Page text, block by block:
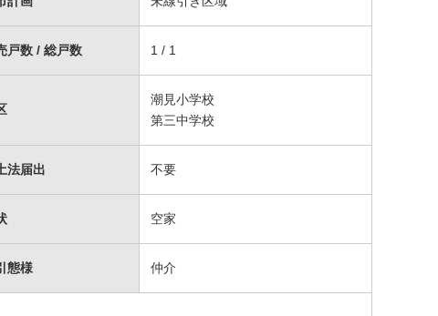
戸数 / 総戸数 1 / 1
潮見小学校
第三中学校
法届出 不要
空家
態様 仲介